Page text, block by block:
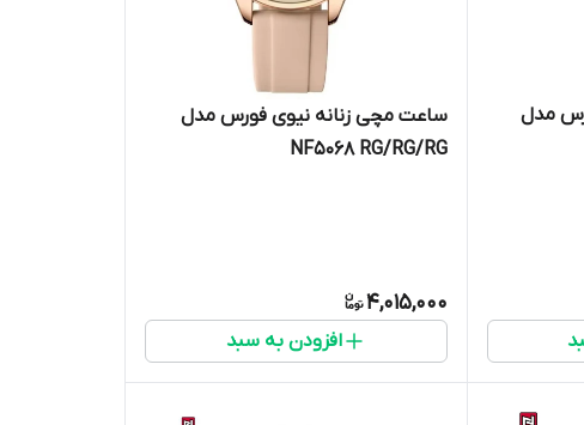
مدل
ساعت مچی زنانه نیوی فورس مدل
NF5068 RG/RG/RG
4,015,000
افزودن به سبد